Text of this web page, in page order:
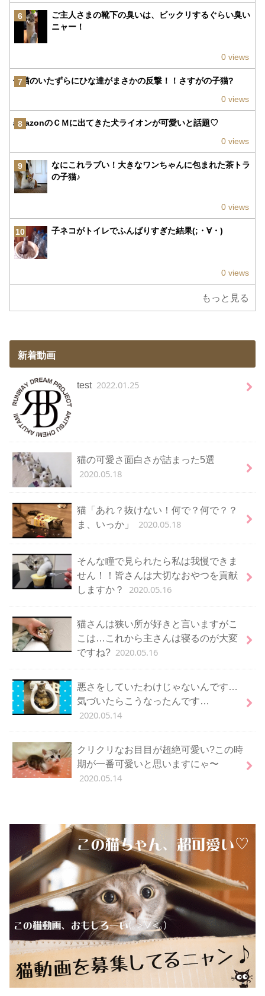
6
ご主人さまの靴下の臭いは、ビックリするぐらい臭い
ニャー！
0 views
7
子猫のいたずらにひな達がまさかの反撃！！さすがの子猫?
0 views
8
amazonのＣＭに出てきた犬ライオンが可愛いと話題♡
0 views
9
なにこれラブい！大きなワンちゃんに包まれた茶トラ
の子猫♪
0 views
10 子ネコがトイレでふんばりすぎた結果(;・∀・)
0 views
もっと見る
新着動画
test 2022.01.25
猫の可愛さ面白さが詰まった5選
2020.05.18
猫「あれ？抜けない！何で？何で？？
ま、いっか」
2020.05.18
そんな瞳で見られたら私は我慢できま
せん！！皆さんは大切なおやつを貢献
しますか？
2020.05.16
猫さんは狭い所が好きと言いますがこ
こは…これから主さんは寝るのが大変
ですね? 2020.05.16
悪さをしていたわけじゃないんです…
気づいたらこうなったんです…
2020.05.14
クリクリなお目目が超絶可愛い?この時
期が一番可愛いと思いますにゃ〜
2020.05.14